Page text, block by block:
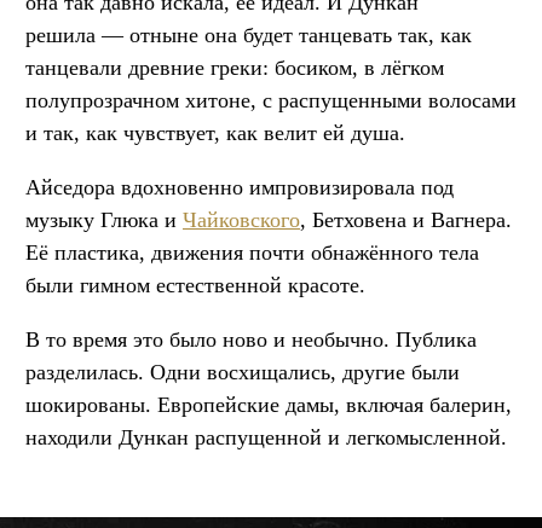
решила — отныне она будет танцевать так, как
танцевали древние греки: босиком, в лёгком
полупрозрачном хитоне, с распущенными волосами
и так, как чувствует, как велит ей душа.
Айседора вдохновенно импровизировала под
музыку Глюка и Чайковского, Бетховена и Вагнера.
Её пластика, движения почти обнажённого тела
были гимном естественной красоте.
В то время это было ново и необычно. Публика
разделилась. Одни восхищались, другие были
шокированы. Европейские дамы, включая балерин,
находили Дункан распущенной и легкомысленной.